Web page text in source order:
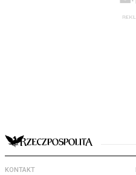
KONTAKT